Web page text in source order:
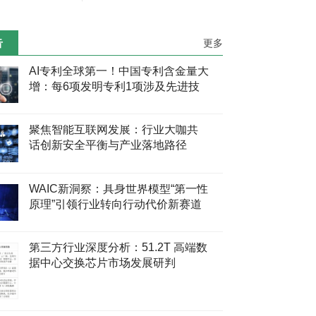
更多
AI专利全球第一！中国专利含金量大
增：每6项发明专利1项涉及先进技
聚焦智能互联网发展：行业大咖共
话创新安全平衡与产业落地路径
WAIC新洞察：具身世界模型“第一性
原理”引领行业转向行动代价新赛道
第三方行业深度分析：51.2T 高端数
据中心交换芯片市场发展研判